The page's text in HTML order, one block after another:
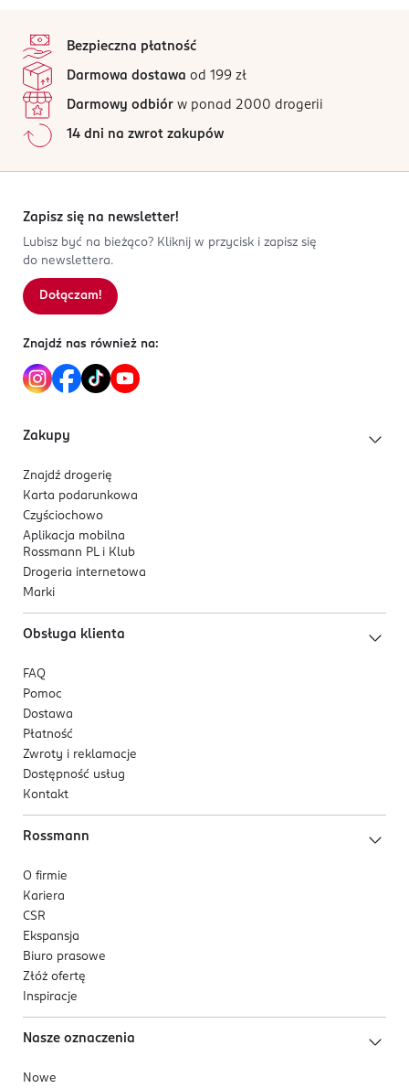
Bezpieczna płatność
Darmowa dostawa od 199 zł
Darmowy odbiór w ponad 2000 drogerii
14 dni na zwrot zakupów
Zapisz się na newsletter!
Lubisz być na bieżąco? Kliknij w przycisk i zapisz się
do newslettera.
Dołączam!
Znajdź nas również na:
Zakupy
Znajdź drogerię
Karta podarunkowa
Czyściochowo
Aplikacja mobilna
Rossmann PL i Klub
Drogeria internetowa
Marki
Obsługa klienta
FAQ
Pomoc
Dostawa
Płatność
Zwroty i reklamacje
Dostępność usług
Kontakt
Rossmann
O firmie
Kariera
CSR
Ekspansja
Biuro prasowe
Złóż ofertę
Inspiracje
Nasze oznaczenia
Nowe